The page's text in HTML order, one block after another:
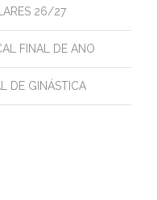
26/27
FINAL DE ANO
DE GINÁSTICA